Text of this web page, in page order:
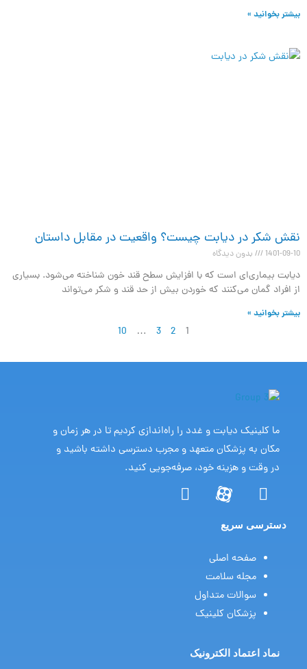
بیشتر بخوانید »
نقش شکر در دیابت چیست؟ واقعیت در مقابل داستان
1401-09-10 بدون دیدگاه
دیابت بیماری‌ای است که با افزایش سطح قند خون شناخته می‌شود. بسیاری
از افراد گمان می‌کنند که خوردن بیش از حد قند و شکر می‌تواند
بیشتر بخوانید »
1
2
3
…
10
ما کلینیک دیابت و غدد را راه‌اندازی کردیم تا در هر زمان و
مکان به پزشکان متعهد و مجرب دسترسی داشته باشید و
در وقت و هزینه خود، صرفه‌جویی کنید.
I
n
s
t
a
g
r
a
m
Y
o
دسترسی سریع
صفحه اصلی
مجله سلامت
سوالات متداول
پزشکان کلینیک
نماد اعتماد الکترونیک